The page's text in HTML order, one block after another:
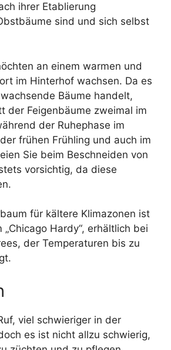
ihrer Etablierung
sind und sich selbst
an einem warmen und
im Hinterhof wachsen. Da es
Bäume handelt,
der Feigenbäume zweimal im
der Ruhephase im
frühen Frühling und auch im
Sie beim Beschneiden von
vorsichtig, da diese
für kältere Klimazonen ist
„Chicago Hardy“, erhältlich bei
der Temperaturen bis zu
viel schwieriger in der
es ist nicht allzu schwierig,